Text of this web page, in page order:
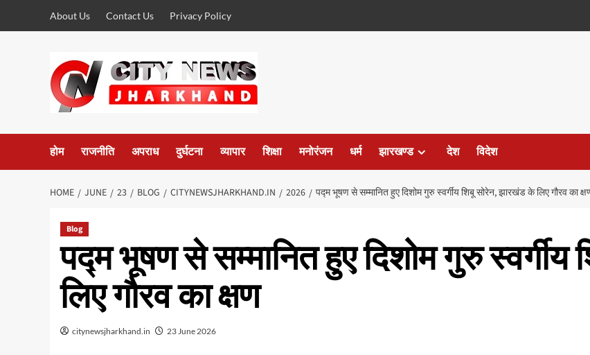
About Us Contact Us Privacy Policy
होम राजनीति अपराध दुर्घटना व्यापार शिक्षा मनोरंजन धर्म झारखण्ड देश विदेश
HOME JUNE 23 BLOG CITYNEWSJHARKHAND.IN 2026 पद्म भूषण से सम्मानित हुए दिशोम गुरु स्वर्गीय शिबू सोरेन, झारखंड के लिए गौरव का
Blog
पद्म भूषण से सम्मानित हुए दिशोम गुरु
लिए गौरव का क्षण
citynewsjharkhand.in 23 June 2026